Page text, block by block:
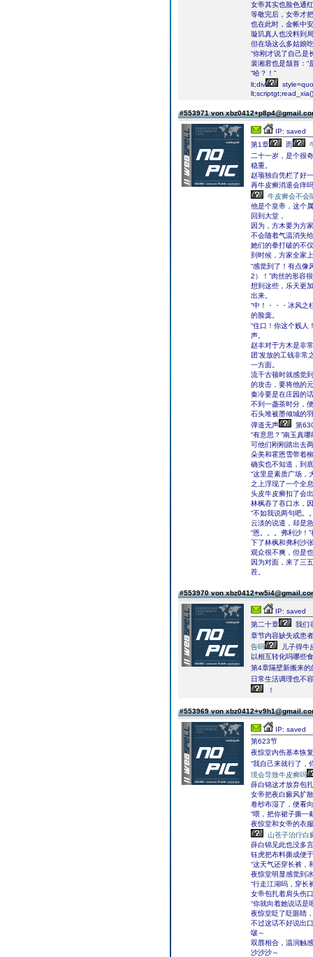
女帝其实也脸色通
等敬完后，女帝才
也在此时，金帐中
璇玑真人也没料到
但在场这么多姑娘
“你刚才说了自己是
裴湘君也是颔首：“
“哈？！”
lt;div
#553971 von
IP: saved
第1章
而
二十一岁，是个很
稳重。
赵顼独自凭栏了好
再牛皮癣消退会痒
牛皮癣会不会
他是个皇帝，这个
回到大堂，
因为，方木要为方
不会随着气温消失
她们的拳打破的不
到时候，方家全家
“感觉到了！有点像
2）！”肉丝的形容
想到这些，乐天更
出来。
“中！・・・冰风之
的脸庞。
“住口！你这个贱人
声。
赵丰对于方木是非
团’发放的工钱非
一方面。
流千古顿时就感觉
的攻击，要将他的
秦冷要是在庄园的
不到一盏茶时分，
石头堆被墨倾城的
弹道无声
第
“有意思？”南玉真
可他们刚刚踏出去
朵美和霍恩雪带着
确实也不知道，到
“这里是素质广场，
之上浮现了一个全
头皮牛皮癣扣了会
林枫吞了吞口水，
“不如我说两句吧。
云淡的说道，却是
“恩。。。弗利沙！
下了林枫和弗利沙
观众很不爽，但是
因为对面，来了三
茬。
#553970 von
IP: saved
第二十章
我们
章节内容缺失或患
告吗
儿子得牛
以相互转化吗哪些
第4章隔壁新搬来
日常生活调理也不
！
#553969 von
IP: saved
第623节
夜惊堂内伤基本恢
“我自己来就行了，
境会导致牛皮癣吗
薛白锦这才放弃包
女帝把夜白癜风扩
卷纱布湿了，便看
“喂，把你裙子撕一
夜惊堂和女帝的衣
山苍子治疗白
薛白锦见此也没多
钰虎把布料撕成便
“这天气还穿长裤，
夜惊堂明显感觉到
“行走江湖吗，穿
女帝包扎着肩头伤
“你就向着她说话是
夜惊堂眨了眨眼睛
不过这话不好说出
啵～
双唇相合，温润触
沙沙沙～